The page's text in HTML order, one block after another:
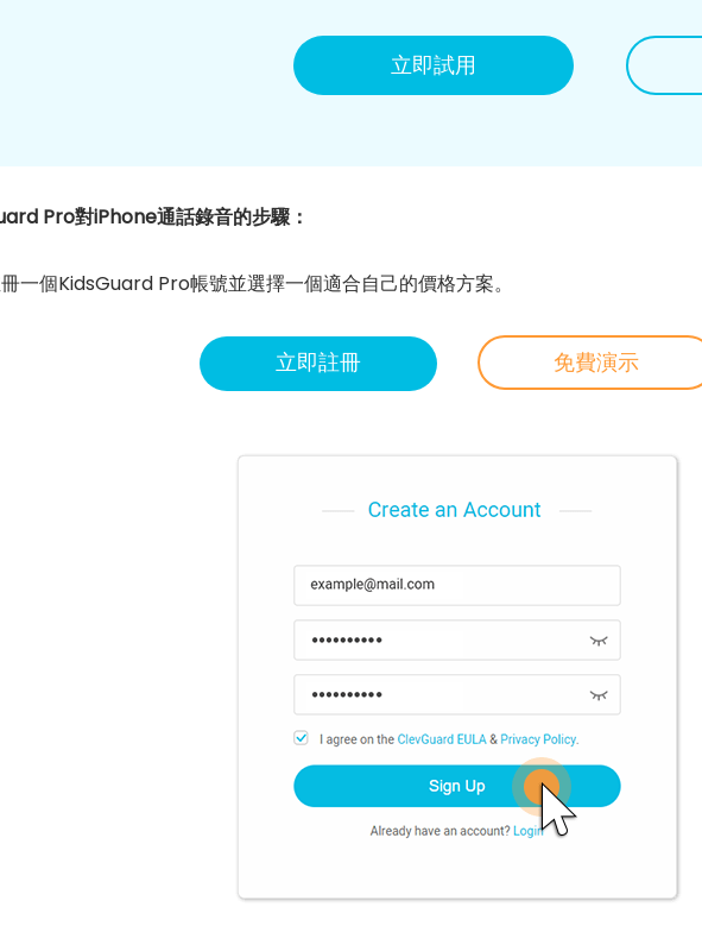
立即試用
Pro對iPhone通話錄音的步驟：
一個KidsGuard Pro帳號並選擇一個適合自己的價格方案。
立即註冊 免費演示